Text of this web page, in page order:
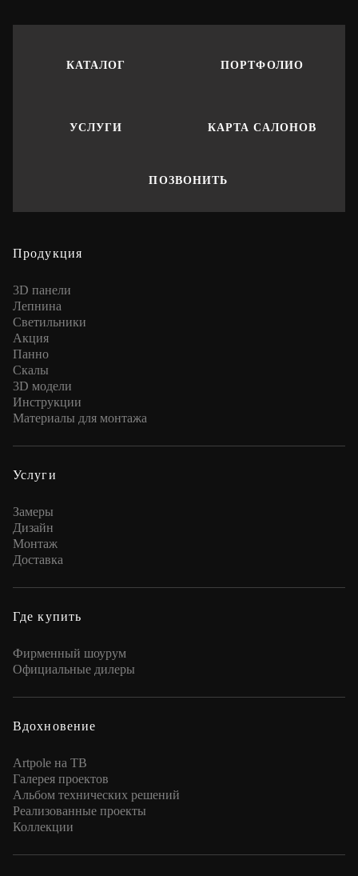
КАТАЛОГ ПОРТФОЛИО
УСЛУГИ КАРТА САЛОНОВ
ПОЗВОНИТЬ
Продукция
3D панели
Лепнина
Cветильники
Акция
Панно
Скалы
3D модели
Инструкции
Материалы для монтажа
Услуги
Замеры
Дизайн
Монтаж
Доставка
Где купить
Фирменный шоурум
Официальные дилеры
Вдохновение
Artpole на ТВ
Галерея проектов
Альбом технических решений
Реализованные проекты
Коллекции